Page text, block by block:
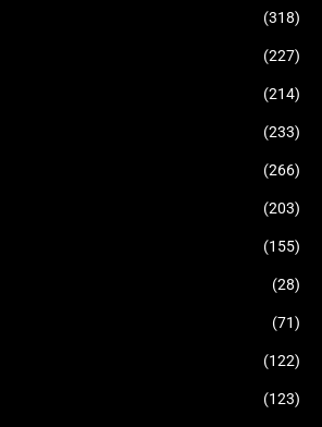
(318)
(227)
(214)
(233)
(266)
(203)
(155)
(28)
(71)
(122)
(123)